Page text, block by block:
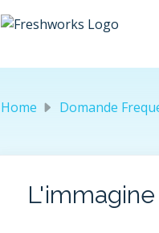
Salta al contenuto
Home Domande Frequenti